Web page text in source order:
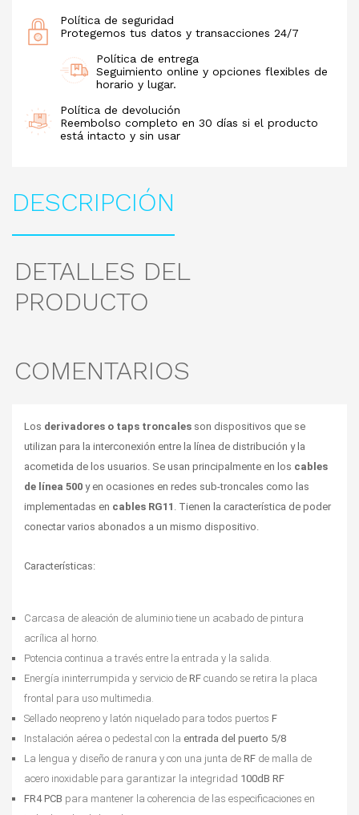
Política de seguridad
Protegemos tus datos y transacciones 24/7
Política de entrega
Seguimiento online y opciones flexibles de
horario y lugar.
Política de devolución
Reembolso completo en 30 días si el producto
está intacto y sin usar
DESCRIPCIÓN
DETALLES DEL
PRODUCTO
COMENTARIOS
Los derivadores o taps troncales son dispositivos que se
utilizan para la interconexión entre la línea de distribución y la
acometida de los usuarios. Se usan principalmente en los cables
de línea 500 y en ocasiones en redes sub-troncales como las
implementadas en cables RG11 . Tienen la característica de poder
conectar varios abonados a un mismo dispositivo.
Características:
Carcasa de aleación de aluminio tiene un acabado de pintura
acrílica al horno.
Potencia continua a través entre la entrada y la salida.
Energía ininterrumpida y servicio de RF cuando se retira la placa
frontal para uso multimedia.
Sellado neopreno y latón niquelado para todos puertos F
Instalación aérea o pedestal con la entrada del puerto 5/8
La lengua y diseño de ranura y con una junta de RF de malla de
acero inoxidable para garantizar la integridad 100dB RF
FR4 PCB para mantener la coherencia de las especificaciones en